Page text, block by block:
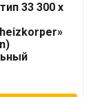
33 300 x